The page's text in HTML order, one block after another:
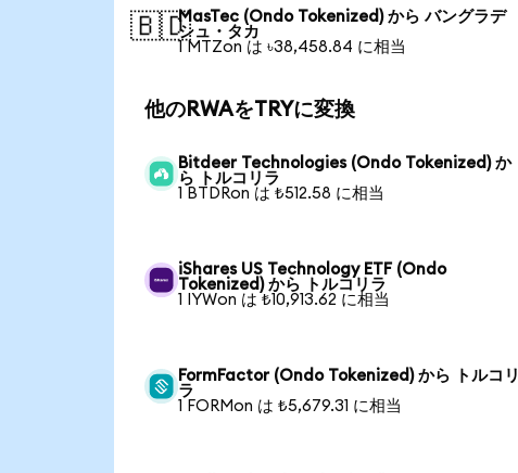
🇧🇩MasTec (Ondo Tokenized) から バングラデ
シュ・タカ
1 MTZon は ৳38,458.84 に相当
他のRWAをTRYに変換
Bitdeer Technologies (Ondo Tokenized) か
ら トルコリラ
1 BTDRon は ₺512.58 に相当
iShares US Technology ETF (Ondo
Tokenized) から トルコリラ
1 IYWon は ₺10,913.62 に相当
FormFactor (Ondo Tokenized) から トルコリ
ラ
1 FORMon は ₺5,679.31 に相当